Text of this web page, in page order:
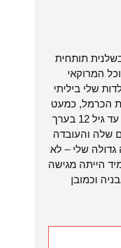
תותחית
המרוקאי
שלי ביליתי
הכרמל, כמעט
בערך
שלה והעובדה
שלי – לא
הייתה מגישה
וכמובן